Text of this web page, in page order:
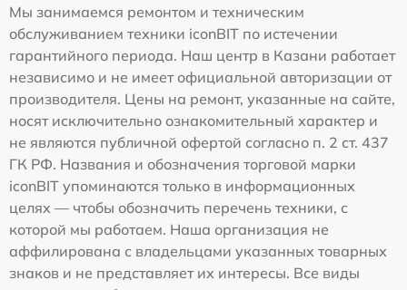
Мы занимаемся ремонтом и техническим
обслуживанием техники iconBIT по истечении
гарантийного периода. Наш центр в Казани работает
независимо и не имеет официальной авторизации от
производителя. Цены на ремонт, указанные на сайте,
носят исключительно ознакомительный характер и
не являются публичной офертой согласно п. 2 ст. 437
ГК РФ. Названия и обозначения торговой марки
iconBIT упоминаются только в информационных
целях — чтобы обозначить перечень техники, с
которой мы работаем. Наша организация не
аффилирована с владельцами указанных товарных
знаков и не представляет их интересы. Все виды